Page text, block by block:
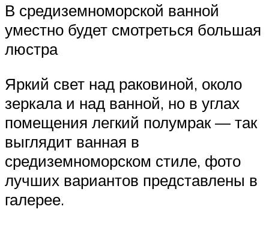
В средиземноморской ванной
уместно будет смотреться большая
люстра
Яркий свет над раковиной, около
зеркала и над ванной, но в углах
помещения легкий полумрак — так
выглядит ванная в
средиземноморском стиле, фото
лучших вариантов представлены в
галерее.